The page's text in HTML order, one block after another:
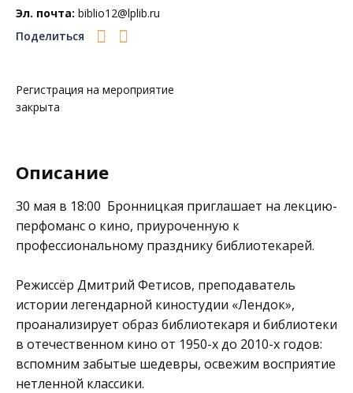
Эл. почта: biblio12@lplib.ru
Поделиться
Регистрация на мероприятие
закрыта
Описание
30 мая в 18:00 Бронницкая приглашает на лекцию-
перфоманс о кино, приуроченную к
профессиональному празднику библиотекарей.
Режиссёр Дмитрий Фетисов, преподаватель
истории легендарной киностудии «Лендок»,
проанализирует образ библиотекаря и библиотеки
в отечественном кино от 1950-х до 2010-х годов:
вспомним забытые шедевры, освежим восприятие
нетленной классики.